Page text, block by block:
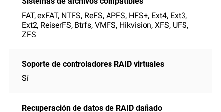
FAT, exFAT, NTFS, ReFS, APFS, HFS+, Ext4, Ext3,
Ext2, ReiserFS, Btrfs, VMFS, Hikvision, XFS, UFS,
ZFS
Sí